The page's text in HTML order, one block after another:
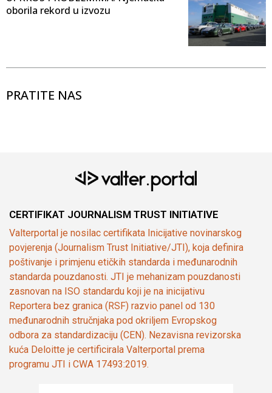
oborila rekord u izvozu
PRATITE NAS
CERTIFIKAT JOURNALISM TRUST INITIATIVE
Valterportal je nosilac certifikata Inicijative novinarskog
povjerenja (Journalism Trust Initiative/JTI), koja definira
poštivanje i primjenu etičkih standarda i međunarodnih
standarda pouzdanosti. JTI je mehanizam pouzdanosti
zasnovan na ISO standardu koji je na inicijativu
Reportera bez granica (RSF) razvio panel od 130
međunarodnih stručnjaka pod okriljem Evropskog
odbora za standardizaciju (CEN). Nezavisna revizorska
kuća Deloitte je certificirala Valterportal prema
programu JTI i CWA 17493:2019.